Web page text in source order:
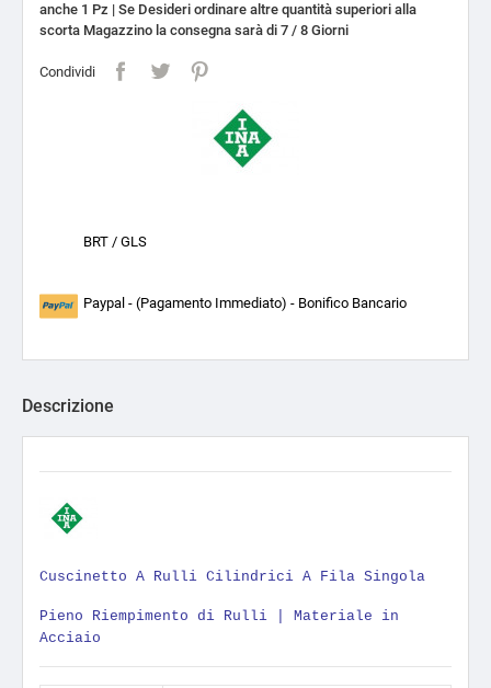
anche 1 Pz | Se Desideri ordinare altre quantità superiori alla
scorta Magazzino la consegna sarà di 7 / 8 Giorni
Condividi
BRT / GLS
Paypal - (Pagamento Immediato) - Bonifico Bancario
Descrizione
Cuscinetto A Rulli Cilindrici A Fila Singola
Pieno Riempimento di Rulli | Materiale in
Acciaio